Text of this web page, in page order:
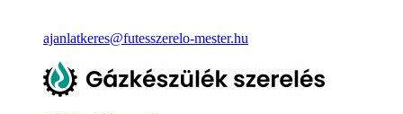
ajanlatkeres@futesszerelo-mester.hu